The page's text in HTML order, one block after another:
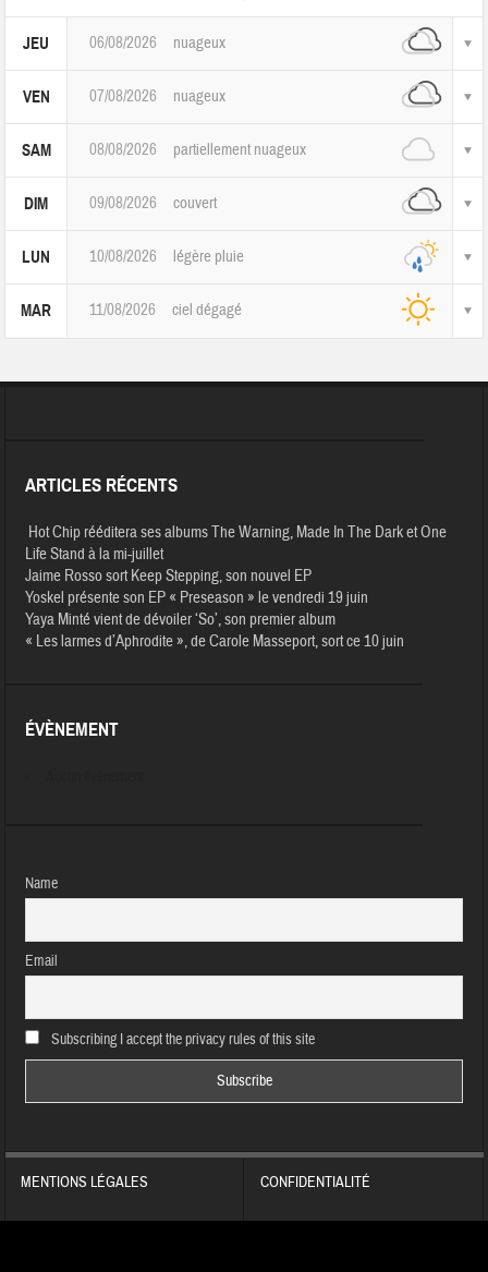
JEU 06/08/2026 nuageux
VEN 07/08/2026 nuageux
SAM 08/08/2026 partiellement nuageux
DIM 09/08/2026 couvert
LUN 10/08/2026 légère pluie
MAR 11/08/2026 ciel dégagé
ARTICLES RÉCENTS
Hot Chip rééditera ses albums The Warning, Made In The Dark et One
Life Stand à la mi-juillet
Jaime Rosso sort Keep Stepping, son nouvel EP
Yoskel présente son EP « Preseason » le vendredi 19 juin
Yaya Minté vient de dévoiler ‘So’, son premier album
« Les larmes d’Aphrodite », de Carole Masseport, sort ce 10 juin
ÉVÈNEMENT
Name
Email
Subscribing I accept the privacy rules of this site
MENTIONS LÉGALES CONFIDENTIALITÉ